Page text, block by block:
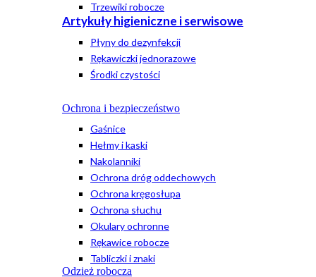
Trzewiki robocze
Artykuły higieniczne i serwisowe
Płyny do dezynfekcji
Rękawiczki jednorazowe
Środki czystości
Ochrona i bezpieczeństwo
Gaśnice
Hełmy i kaski
Nakolanniki
Ochrona dróg oddechowych
Ochrona kręgosłupa
Ochrona słuchu
Okulary ochronne
Rękawice robocze
Tabliczki i znaki
Odzież robocza